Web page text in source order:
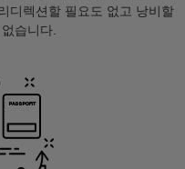
디렉션할 필요도 없고 낭비할
습니다.